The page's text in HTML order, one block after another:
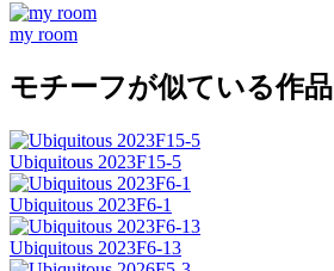
my room
モチーフが似ている作品
Ubiquitous 2023F15-5
Ubiquitous 2023F6-1
Ubiquitous 2023F6-13